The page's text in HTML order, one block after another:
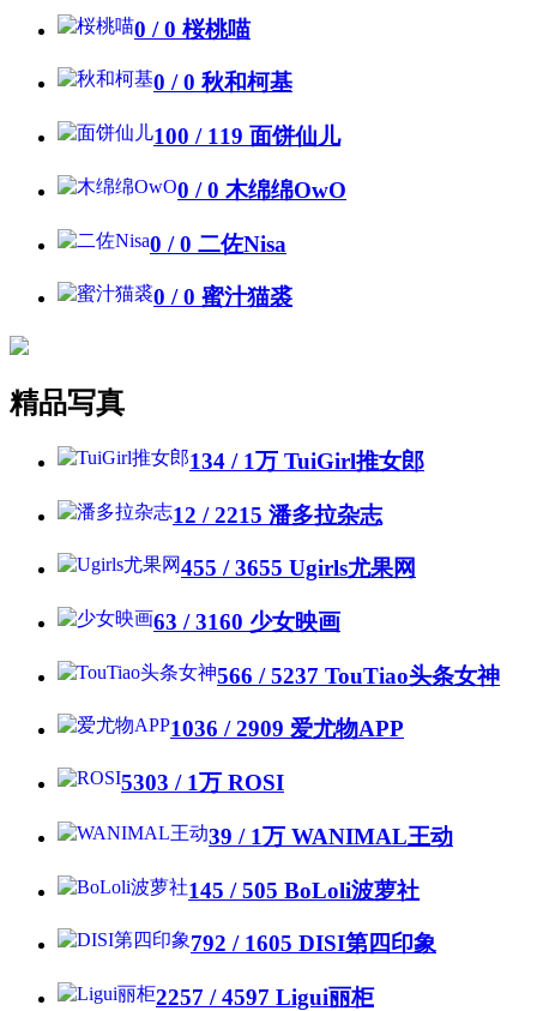
0 / 0 桜桃喵
0 / 0 秋和柯基
100 / 119 面饼仙儿
0 / 0 木绵绵OwO
0 / 0 二佐Nisa
0 / 0 蜜汁猫裘
精品写真
134 / 1万 TuiGirl推女郎
12 / 2215 潘多拉杂志
455 / 3655 Ugirls尤果网
63 / 3160 少女映画
566 / 5237 TouTiao头条女神
1036 / 2909 爱尤物APP
5303 / 1万 ROSI
39 / 1万 WANIMAL王动
145 / 505 BoLoli波萝社
792 / 1605 DISI第四印象
2257 / 4597 Ligui丽柜